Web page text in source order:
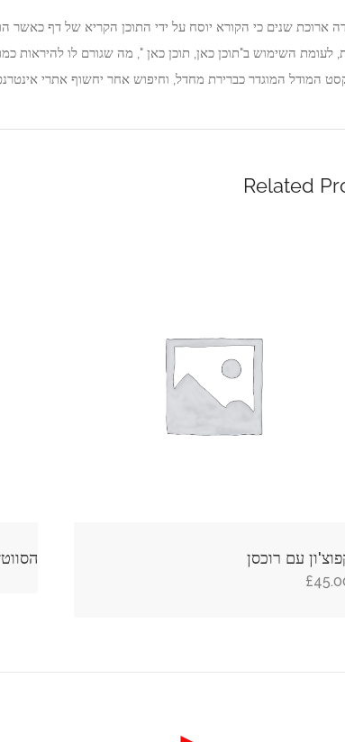
ארוכת שנים כי הקורא יוסח על ידי התוכן הקריא של דף
לעומת השימוש ב"תוכן כאן, תוכן כאן ", מה שגורם לו להיראות
המודל המוגדר כברירת מחדל, וחיפוש אחר יחשוף אתרי
Related
זה
עם רוכסן
£